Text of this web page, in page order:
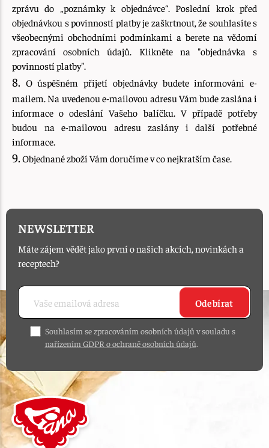
zprávu do „poznámky k objednávce“. Poslední krok před
objednávkou s povinností platby je zaškrtnout, že souhlasíte s
všeobecnými obchodními podmínkami a berete na vědomí
zpracování osobních údajů. Klikněte na "objednávka s
povinností platby".
8. O úspěšném přijetí objednávky budete informováni e-
mailem. Na uvedenou e-mailovou adresu Vám bude zaslána i
informace o odeslání Vašeho balíčku. V případě potřeby
budou na e-mailovou adresu zaslány i další potřebné
informace.
9. Objednané zboží Vám doručíme v co nejkratším čase.
NEWSLETTER
Máte zájem vědět jako první o našich akcích, novinkách a
receptech?
Odebírat
Souhlasím se zpracováním osobních údajů v souladu s
nařízením GDPR o ochraně osobních údajů.